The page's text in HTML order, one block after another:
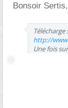
Bonsoir Sertis,
http://
Une fois